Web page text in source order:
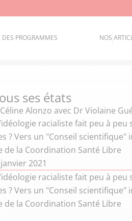
DES PROGRAMMES NOS
ses états
Alonzo avec Dr Violaine
racialiste fait peu à
? Vers un "Conseil
de la Coordination Santé Libre
2021
racialiste fait peu à
? Vers un "Conseil
de la Coordination Santé Libre